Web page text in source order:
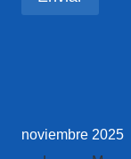
noviembre 2025